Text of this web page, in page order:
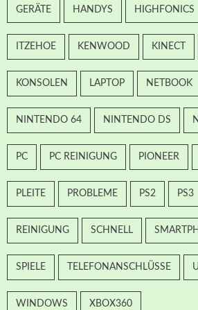
GERÄTE HANDYS HIGHFONICS
ITZEHOE KENWOOD KINECT
KONSOLEN LAPTOP NETBOOK
NINTENDO 64 NINTENDO DS
PC PC REINIGUNG PIONEER
PLEITE PROBLEME PS2 PS3
REINIGUNG SCHNELL
SPIELE TELEFONANSCHLÜSSE
WINDOWS XBOX360